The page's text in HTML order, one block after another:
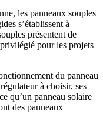
les panneaux souples
s’établissent à
présentent de
pour les projets
du panneau
à choisir, ses
qu’un panneau solaire
des panneaux